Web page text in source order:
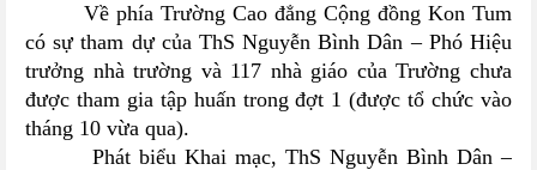
Về phía Trường Cao đẳng Cộng đồng Kon Tum
có sự tham dự của ThS Nguyễn Bình Dân – Phó Hiệu
trưởng nhà trường và 117 nhà giáo của Trường chưa
được tham gia tập huấn trong đợt 1 (được tổ chức vào
tháng 10 vừa qua).
Phát biểu Khai mạc, ThS Nguyễn Bình Dân –